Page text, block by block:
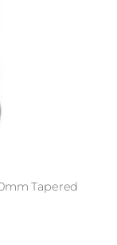
Tapered